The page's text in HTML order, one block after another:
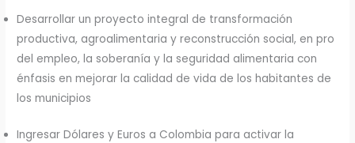
Desarrollar un proyecto integral de transformación
productiva, agroalimentaria y reconstrucción social, en pro
del empleo, la soberanía y la seguridad alimentaria con
énfasis en mejorar la calidad de vida de los habitantes de
los municipios
Ingresar Dólares y Euros a Colombia para activar la